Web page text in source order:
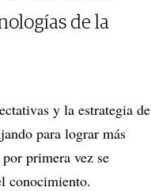
de la
y la estrategia de
para lograr más
primera vez se
conocimiento.